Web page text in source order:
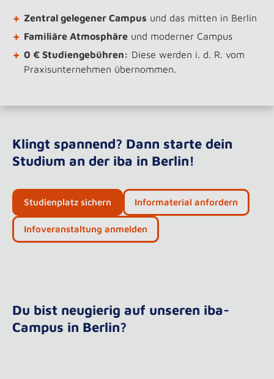
+ Zentral gelegener Campus und das mitten in Berlin
+ Familiäre Atmosphäre und moderner Campus
+ 0 € Studiengebühren: Diese werden i. d. R. vom
Praxisunternehmen übernommen.
Klingt spannend? Dann starte dein
Studium an der iba in Berlin!
Studienplatz sichern Informaterial anfordern
Infoveranstaltung anmelden
Du bist neugierig auf unseren iba-
Campus in Berlin?